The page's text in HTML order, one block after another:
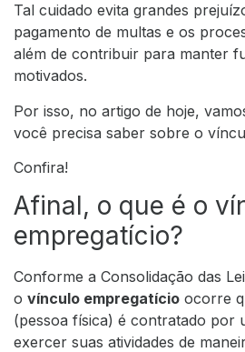
Tal cuidado evita grandes
pagamento de multas e os
além de contribuir para manter
motivados.
Por isso, no artigo de hoje,
você precisa saber sobre o
Confira!
Afinal, o que é o
empregatício?
Conforme a Consolidação das
o vínculo empregatício ocorre
(pessoa física) é contratado por
exercer suas atividades de